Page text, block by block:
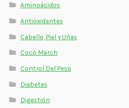
Aminoácidos
Antioxidantes
Cabello, Piel y Uñas
Cocó March
Control Del Peso
Diabetes
Digestión